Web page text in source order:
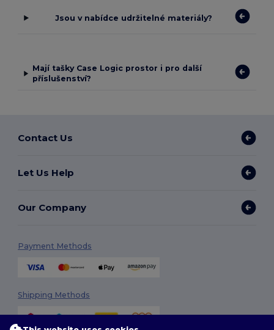
Jsou v nabídce udržitelné materiály?
Mají tašky Case Logic prostor i pro další
příslušenství?
Contact Us
Let Us Help
Our Company
Payment Methods
Shipping Methods